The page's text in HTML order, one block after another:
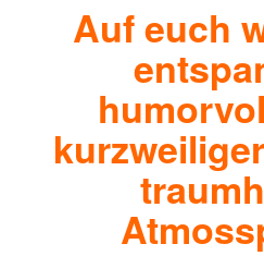
Auf euch